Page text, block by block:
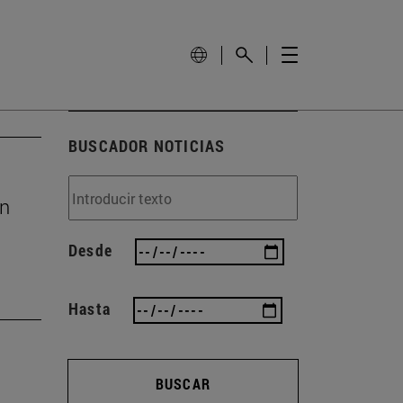
BUSCADOR NOTICIAS
Desde
Hasta
BUSCAR